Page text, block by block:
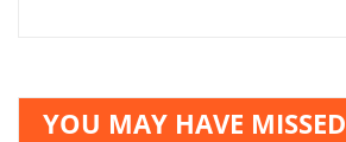
YOU MAY HAVE MISSED